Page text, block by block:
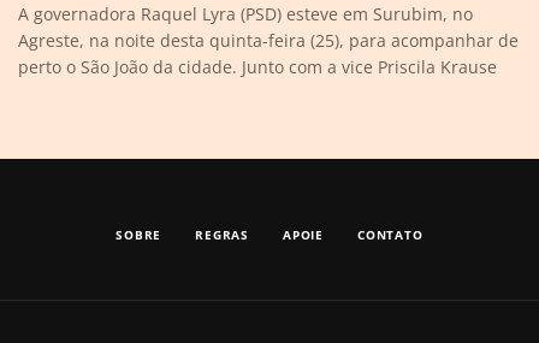
A governadora Raquel Lyra (PSD) esteve em Surubim, no
Agreste, na noite desta quinta-feira (25), para acompanhar de
perto o São João da cidade. Junto com a vice Priscila Krause
SOBRE REGRAS APOIE CONTATO